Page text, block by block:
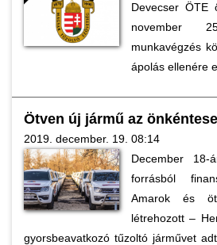
Devecser ÖTE
november
munkavégzés
ápolás ellenére
Ötven új jármű az
2019. december. 19. 08:14
December
forrásból
Amarok és
létrehozott –
gyorsbeavatkozó tűzoltó járművet